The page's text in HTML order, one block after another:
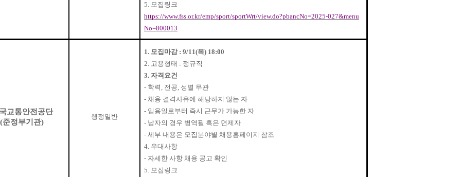
5. 모집링크
https://www.fss.or.kr/emp/sport/sportWrt/view.do?pbancNo=2025-027&menu
No=800013
교통안전공단
(준정부기관)
행정일반
1. 모집마감 : 9/11(목) 18:00
2. 고용형태 : 정규직
3. 자격요건
- 학력 , 전공, 성별 무관
- 채용 결격사유에 해당하지 않는 자
- 임용일로부터 즉시 근무가 가능한 자
- 남자의 경우 병역필 혹은 면제자
- 세부 내용은 모집분야별 채용홈페이지 참조
4. 우대사항
- 자세한 사항 채용 공고 확인
5. 모집링크